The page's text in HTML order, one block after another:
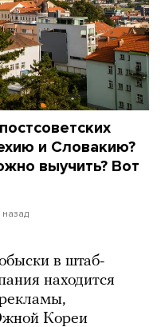
и Словакию?
выучить? Вот
назад
в штаб-
находится
Кореи